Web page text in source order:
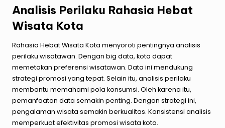
Analisis Perilaku Rahasia Hebat
Wisata Kota
Rahasia Hebat Wisata Kota menyoroti pentingnya analisis
perilaku wisatawan. Dengan big data, kota dapat
memetakan preferensi wisatawan. Data ini mendukung
strategi promosi yang tepat. Selain itu, analisis perilaku
membantu memahami pola konsumsi. Oleh karena itu,
pemanfaatan data semakin penting. Dengan strategi ini,
pengalaman wisata semakin berkualitas. Konsistensi analisis
memperkuat efektivitas promosi wisata kota.